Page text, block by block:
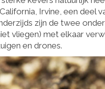
Irvine, een deel
zijn de twee
vliegen) met elkaar
en drones.